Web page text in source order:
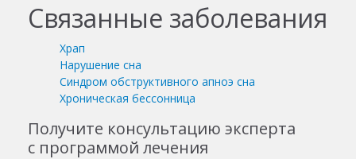
Связанные заболевания
Храп
Нарушение сна
Синдром обструктивного апноэ сна
Хроническая бессонница
Получите консультацию эксперта
с программой лечения